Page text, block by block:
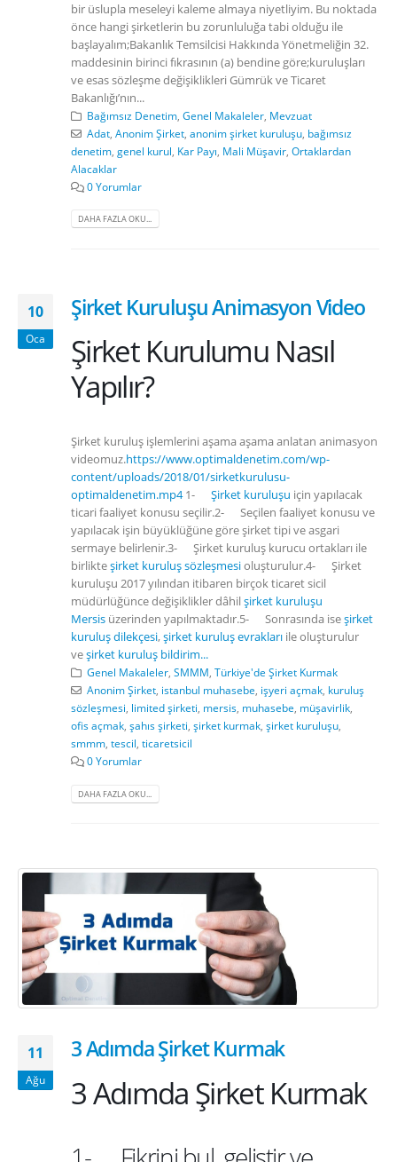
bir üslupla meseleyi kaleme almaya niyetliyim. Bu noktada
önce hangi şirketlerin bu zorunluluğa tabi olduğu ile
başlayalım;Bakanlık Temsilcisi Hakkında Yönetmeliğin 32.
maddesinin birinci fıkrasının (a) bendine göre;kuruluşları
ve esas sözleşme değişiklikleri Gümrük ve Ticaret
Bakanlığı’nın...
Bağımsız Denetim, Genel Makaleler, Mevzuat
Adat, Anonim Şirket, anonim şirket kuruluşu, bağımsız
denetim genel kurul Kar Payı Mali Müşavir Ortaklardan
Alacaklar
0 Yorumlar
DAHA FAZLA OKU...
10
Oca
Şirket Kuruluşu Animasyon Video
Şirket Kurulumu Nasıl
Yapılır?
Şirket kuruluş işlemlerini aşama aşama anlatan animasyon
videomuz.https://www.optimaldenetim.com/wp-
content/uploads/2018/01/sirketkurulusu-
optimaldenetim.mp41- Şirket kuruluşu için yapılacak
ticari faaliyet konusu seçilir.2- Seçilen faaliyet konusu ve
yapılacak işin büyüklüğüne göre şirket tipi ve asgari
sermaye belirlenir.3- Şirket kuruluş kurucu ortakları ile
birlikteşirket kuruluş sözleşmesioluşturulur.4- Şirket
kuruluşu 2017 yılından itibaren birçok ticaret sicil
müdürlüğünce değişiklikler dâhilşirket kuruluşu
Mersis üzerinden yapılmaktadır.5- Sonrasında iseşirket
kuruluş dilekçesi,şirket kuruluş evrakları ile oluşturulur
veşirket kuruluş bildirim...
Genel Makaleler, SMMM, Türkiye'de Şirket Kurmak
Anonim Şirket, istanbul muhasebe, işyeri açmak, kuruluş
sözleşmesi, limited şirketi, mersis, muhasebe, müşavirlik,
ofis açmak, şahıs şirketi, şirket kurmak, şirket kuruluşu,
smmm, tescil, ticaretsicil
0 Yorumlar
DAHA FAZLA OKU...
11
Ağu
3 Adımda Şirket Kurmak
3 Adımda Şirket Kurmak